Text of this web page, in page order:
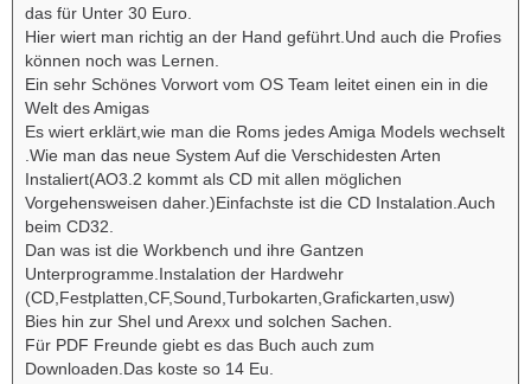
das für Unter 30 Euro.
Hier wiert man richtig an der Hand geführt.Und auch die Profies
können noch was Lernen.
Ein sehr Schönes Vorwort vom OS Team leitet einen ein in die
Welt des Amigas
Es wiert erklärt,wie man die Roms jedes Amiga Models wechselt
.Wie man das neue System Auf die Verschidesten Arten
Instaliert(AO3.2 kommt als CD mit allen möglichen
Vorgehensweisen daher.)Einfachste ist die CD Instalation.Auch
beim CD32.
Dan was ist die Workbench und ihre Gantzen
Unterprogramme.Instalation der Hardwehr
(CD,Festplatten,CF,Sound,Turbokarten,Grafickarten,usw)
Bies hin zur Shel und Arexx und solchen Sachen.
Für PDF Freunde giebt es das Buch auch zum
Downloaden.Das koste so 14 Eu.